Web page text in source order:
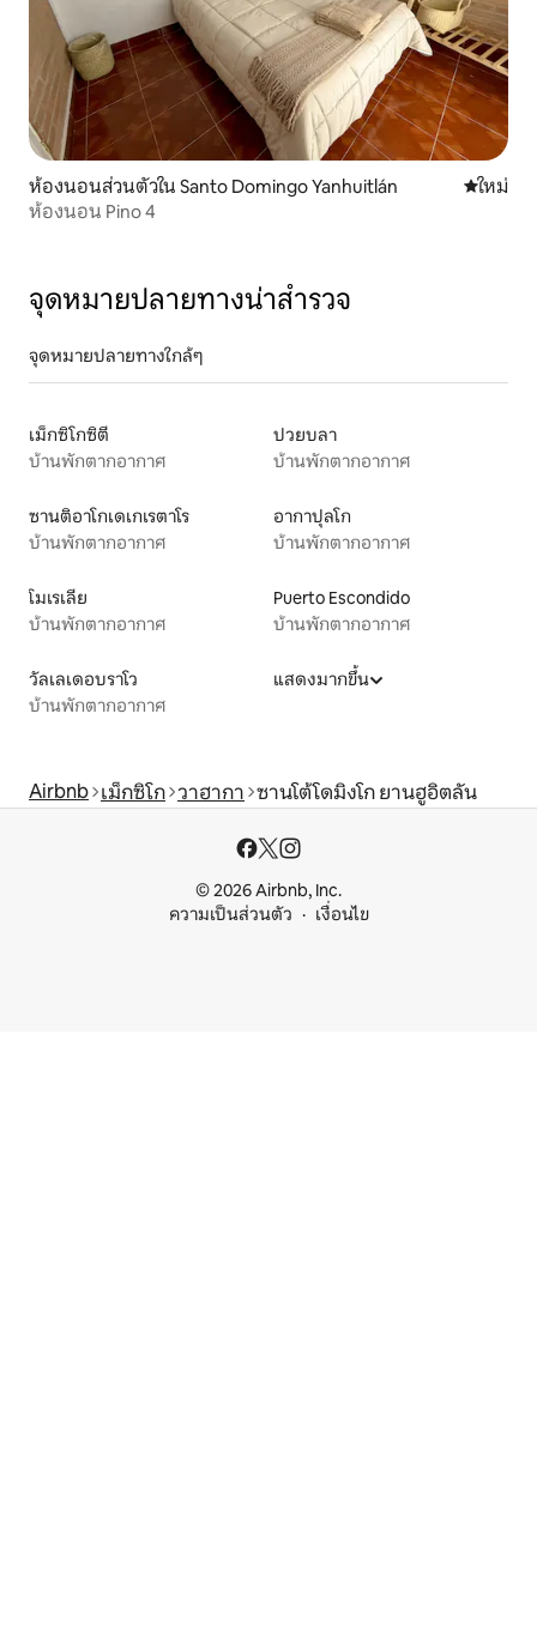
ห้องนอนส่วนตัวใน Santo Domingo Yanhuitlán ที่พักใหม่
ใหม่
ห้องนอน Pino 4
จุดหมายปลายทางน่าสำรวจ
จุดหมายปลายทางใกล้ๆ
เม็กซิโกซิตี
บ้านพักตากอากาศ
ปวยบลา
บ้านพักตากอากาศ
ซานติอาโกเดเกเรตาโร
บ้านพักตากอากาศ
อากาปุลโก
บ้านพักตากอากาศ
โมเรเลีย
บ้านพักตากอากาศ
Puerto Escondido
บ้านพักตากอากาศ
วัลเลเดอบราโว
บ้านพักตากอากาศ
แสดงมากขึ้น
Airbnb เม็กซิโก วาฮากา ซานโต้โดมิงโก ยานฮูอิตลัน
© 2026 Airbnb, Inc.
ความเป็นส่วนตัว
เงื่อนไข